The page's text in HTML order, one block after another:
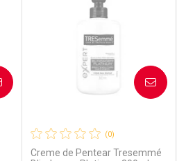
Laboratório
Por Menos
(0)
Creme de Pentear Tresemmé
AVISE-ME